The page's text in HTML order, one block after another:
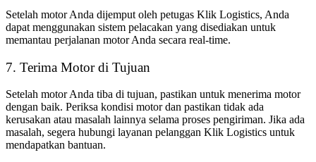
Setelah motor Anda dijemput oleh petugas Klik Logistics, Anda
dapat menggunakan sistem pelacakan yang disediakan untuk
memantau perjalanan motor Anda secara real-time.
7. Terima Motor di Tujuan
Setelah motor Anda tiba di tujuan, pastikan untuk menerima motor
dengan baik. Periksa kondisi motor dan pastikan tidak ada
kerusakan atau masalah lainnya selama proses pengiriman. Jika ada
masalah, segera hubungi layanan pelanggan Klik Logistics untuk
mendapatkan bantuan.